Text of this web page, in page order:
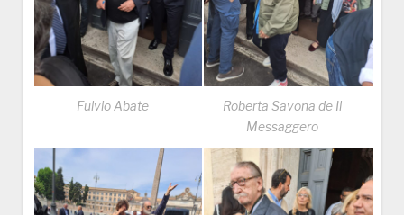
Fulvio Abate
Roberta Savona de Il
Messaggero